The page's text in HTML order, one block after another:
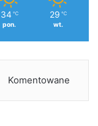
34 ℃
pon.
29 ℃
wt.
Komentowane